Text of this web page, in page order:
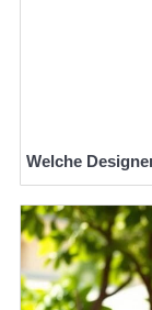
Welche